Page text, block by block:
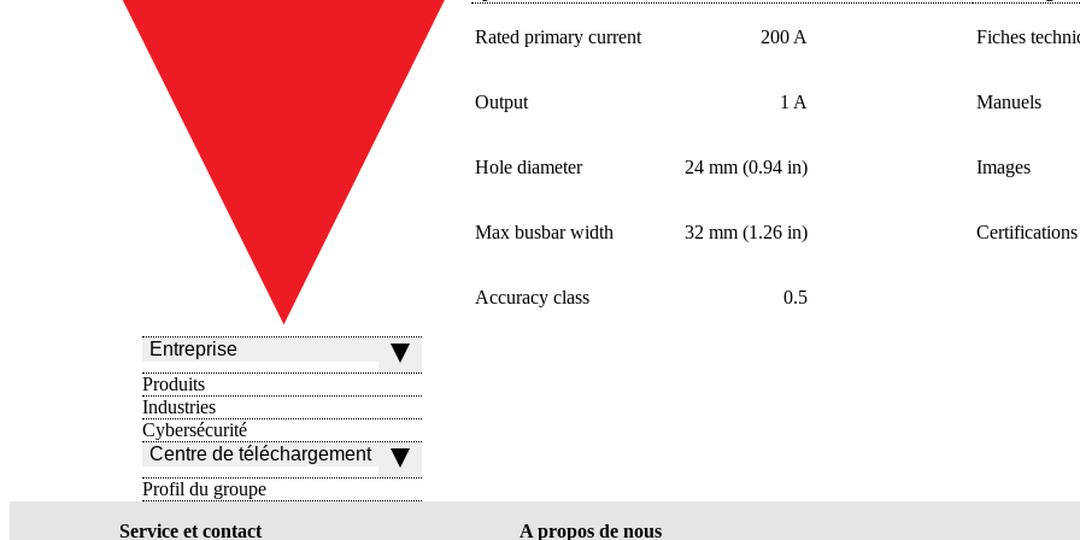
Entreprise
Produits
Industries
Cybersécurité
Centre de téléchargement
Profil du groupe
Rated primary current 200 A
Output 1 A
Hole diameter 24 mm (0.94 in)
Max busbar width 32 mm (1.26 in)
Accuracy class 0.5
Fiches
Manuels
Images
Certifications
Service et contact A propos de nous